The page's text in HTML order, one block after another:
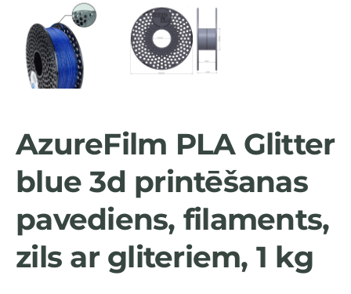
AzureFilm PLA Glitter
blue 3d printēšanas
pavediens, filaments,
zils ar gliteriem, 1 kg